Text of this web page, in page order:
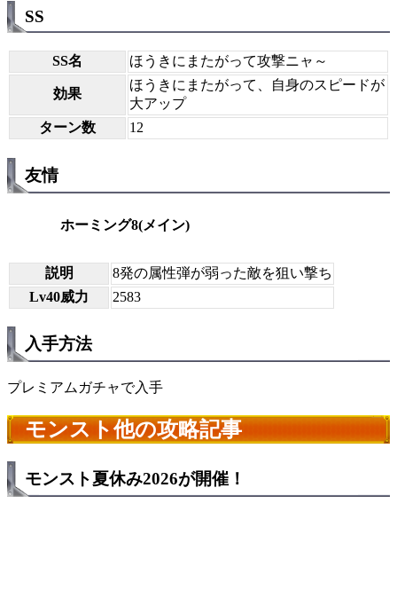
SS
SS名 ほうきにまたがって攻撃ニャ～
効果
ほうきにまたがって、自身のスピードが
大アップ
ターン数
12
友情
ホーミング8(メイン)
説明
8発の属性弾が弱った敵を狙い撃ち
Lv40威力
2583
入手方法
プレミアムガチャで入手
モンスト他の攻略記事
モンスト夏休み2026が開催！